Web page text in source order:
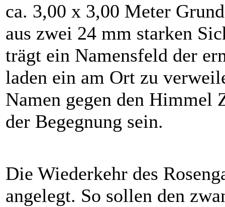
ca. 3,00 x 3,00 Meter
aus zwei 24 mm starken
trägt ein Namensfeld der
laden ein am Ort zu
Namen gegen den Himmel
der Begegnung sein.
Die Wiederkehr des
angelegt. So sollen den